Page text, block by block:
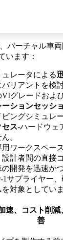
、バーチャル車
います：
レータによる
バリアントを検
グレードおよ
ーションセッシ
ングシミュレ
セス-ハードウェ
。
ワークスペー
計者間の直接
開発を迅速か
1サプライヤー
対象としていま
速、コスト削
善